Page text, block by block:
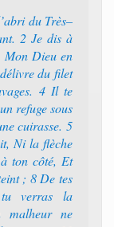
du Très–
2 Je dis à
Mon Dieu en
du filet
4 Il te
refuge sous
cuirasse. 5
Ni la flèche
ton côté, Et
; 8 De tes
tu verras la
malheur ne